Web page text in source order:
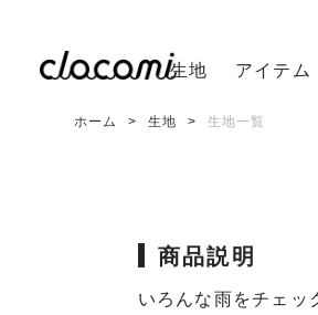
生地 アイテム
ホーム 生地 生地一覧
商品説明
いろんな雨をチェッ